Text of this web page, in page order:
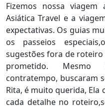
Fizemos nossa
Asiática Travel e a
expectativas. Os guias
os passeios
sugestões fora de
prometido. Mesmo
contratempo, buscaram
Rita, é muito querida, Ela
cada detalhe no